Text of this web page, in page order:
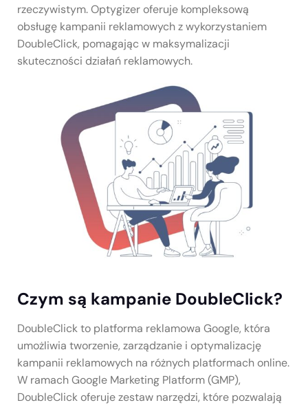
rzeczywistym. Optygizer oferuje kompleksową
obsługę kampanii reklamowych z wykorzystaniem
DoubleClick, pomagając w maksymalizacji
skuteczności działań reklamowych.
Czym są kampanie DoubleClick?
DoubleClick to platforma reklamowa Google, która
umożliwia tworzenie, zarządzanie i optymalizację
kampanii reklamowych na różnych platformach online.
W ramach Google Marketing Platform (GMP),
DoubleClick oferuje zestaw narzędzi, które pozwalają